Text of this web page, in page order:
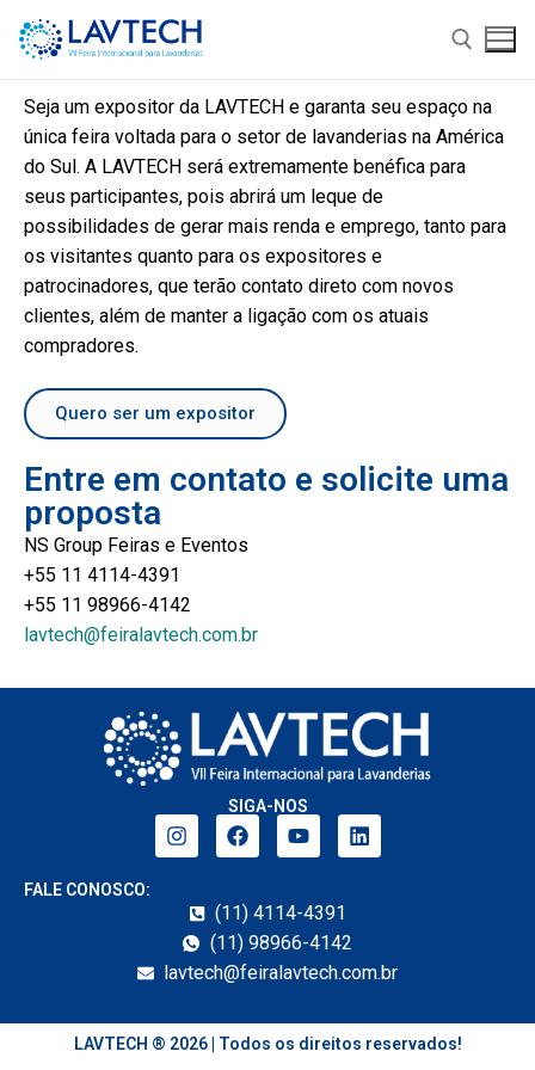
Sobre
Informações Gerais
Local e Data
Hotel Oficial
Quem Visita
Quem Expõe
Expositores Confirmados
Organização
Expor
Por que Expor
Quero Expor
Quero Patrocinar
Hotel Oficial
Visitar
Hotel Oficial
Por Que Visitar
Expositores Confirmados
Local e Data
Viagem e Hospedagem
Dúvidas Frequentes
Lavtech Academy
CREDENCIAMENTO
Eventos de Conhecimento
Contato
LAVTECHNEWS
Seja um expositor da LAVTECH e garanta seu espaço na
única feira voltada para o setor de lavanderias na América
do Sul. A LAVTECH será extremamente benéfica para
seus participantes, pois abrirá um leque de
possibilidades de gerar mais renda e emprego, tanto para
os visitantes quanto para os expositores e
patrocinadores, que terão contato direto com novos
clientes, além de manter a ligação com os atuais
compradores.
Quero ser um expositor
Entre em contato e solicite uma
proposta
NS Group Feiras e Eventos
+55 11 4114-4391
+55 11 98966-4142
lavtech@feiralavtech.com.br
SIGA-NOS
FALE CONOSCO:
(11) 4114-4391
(11) 98966-4142
lavtech@feiralavtech.com.br
LAVTECH ® 2026 | Todos os direitos reservados!